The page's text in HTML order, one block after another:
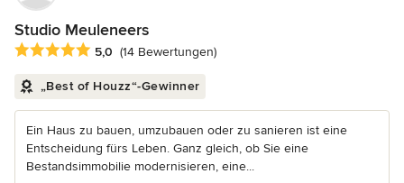
Studio Meuleneers
Durchschnittliche Bewertung: 5 von 5 Sternen
5,0 (14 Bewertungen)
„Best of Houzz“-Gewinner
Ein Haus zu bauen, umzubauen oder zu sanieren ist eine
Entscheidung fürs Leben. Ganz gleich, ob Sie eine
Bestandsimmobilie modernisieren, eine...